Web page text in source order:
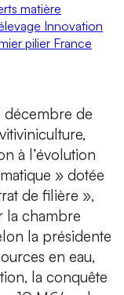
matière
Innovation
pilier France
décembre de
à l’évolution
» dotée
de filière »,
la chambre
la présidente
en eau,
la conquête